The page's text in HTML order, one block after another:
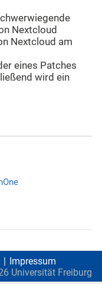
Nextcloud
Nextcloud am
eines Patches
wird ein
Impressum
Universität Freiburg